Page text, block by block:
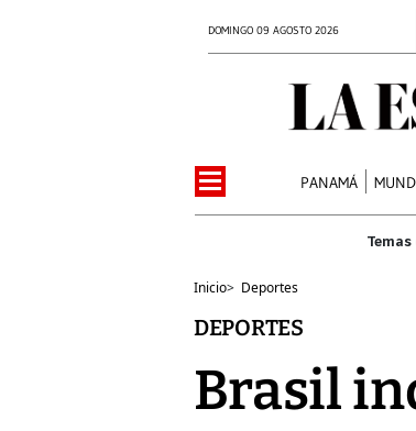
DOMINGO 09 AGOSTO 2026
PANAMÁ
Inicio> Deportes
DEPORTES
Brasil